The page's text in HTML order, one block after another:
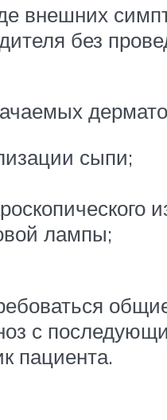
внешних
без
сыпи;
лампы;
с
пациента.